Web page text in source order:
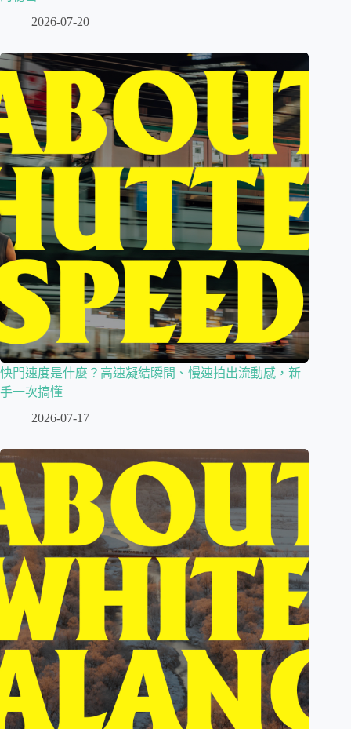
2026-07-20
快門速度是什麼？高速凝結瞬間、慢速拍出流動感，新
手一次搞懂
2026-07-17